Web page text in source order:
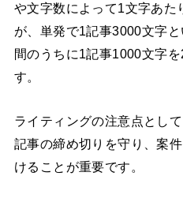
や文字数によって1文字あた
が、単発で1記事3000文字
間のうちに1記事1000文字
す。
ライティングの注意点とし
記事の締め切りを守り、案
けることが重要です。